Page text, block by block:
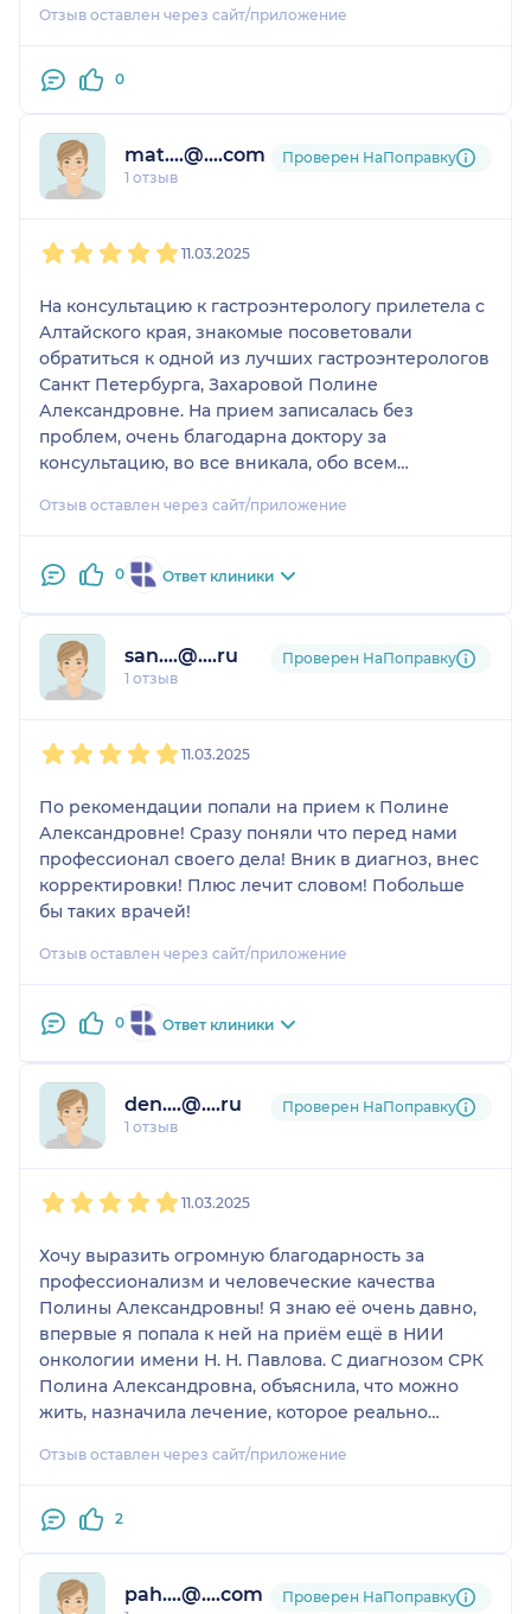
стационар, убедив в необходимости это сделать
Чуткий, внимательный, опытный врач,
посещению!
Отзыв оставлен через сайт/приложение
0
mat....@....com
1 отзыв
Проверен НаПоправку
11.03.2025
На консультацию к гастроэнтерологу прилетела с
Алтайского края, знакомые посоветовали
обратиться к одной из лучших гастроэнтерологов
Санкт Петербурга, Захаровой Полине
Александровне. На прием записалась без
проблем, очень благодарна доктору за
консультацию, во все вникала, обо всем
важно , чтобы я поняла о чем она говорит. Полина
отзывчивый человек, но еще и очень
квалифицированный специалист. Спасибо
Отзыв оставлен через сайт/приложение
0 Ответ клиники
san....@....ru
1 отзыв
Проверен НаПоправку
11.03.2025
По рекомендации попали на прием к Полине
Александровне! Сразу поняли что перед нами
профессионал своего дела! Вник в диагноз, внес
корректировки! Плюс лечит словом! Побольше
бы таких врачей!
Отзыв оставлен через сайт/приложение
0 Ответ клиники
den....@....ru
1 отзыв
Проверен НаПоправку
11.03.2025
Хочу выразить огромную благодарность за
профессионализм и человеческие качества
Полины Александровны! Я знаю её очень давно,
впервые я попала к ней на приём ещё в НИИ
онкологии имени Н. Н. Павлова. С диагнозом СРК
Полина Александровна, объяснила, что можно
жить, назначила лечение, которое реально
превратилась в в счастливого и здорового. У неё
муж. Спасибо ей огромное, ведь здоровье на
Отзыв оставлен через сайт/приложение
2
pah....@....com Проверен НаПоправку